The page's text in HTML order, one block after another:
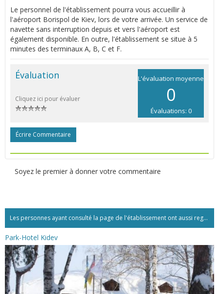
Le personnel de l'établissement pourra vous accueillir à
l'aéroport Borispol de Kiev, lors de votre arrivée. Un service de
navette sans interruption depuis et vers l'aéroport est
également disponible. En outre, l'établissement se situe à 5
minutes des terminaux A, B, C et F.
L'évaluation moyenne
0
Évaluations: 0
Évaluation
Cliquez ici pour évaluer
Écrire Commentaire
Soyez le premier à donner votre commentaire
Les personnes ayant consulté la page de l'établissement ont aussi regardé:...
Park-Hotel Kidev